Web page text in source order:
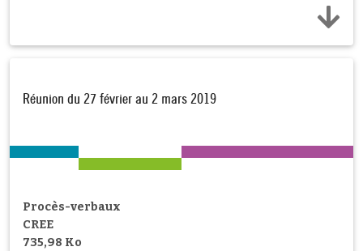
Réunion du 27 février au 2 mars 2019
Procès-verbaux
CREE
735,98 Ko